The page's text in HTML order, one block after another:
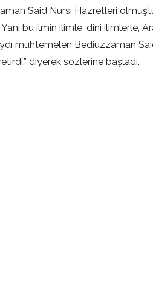
Said Nursi Hazretleri
Yani bu ilmin ilimle, dini
muhtemelen Bediüzzaman
diyerek sözlerine başladı.